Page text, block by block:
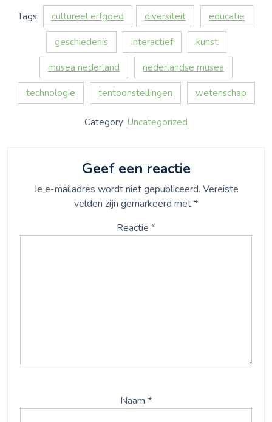
Tags: cultureel erfgoed diversiteit educatie
geschiedenis interactief kunst
musea nederland nederlandse musea
technologie tentoonstellingen wetenschap
Category: Uncategorized
Geef een reactie
Je e-mailadres wordt niet gepubliceerd. Vereiste
velden zijn gemarkeerd met*
Reactie *
Naam *